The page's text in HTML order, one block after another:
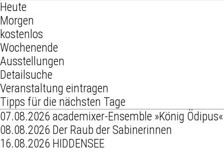
Heute
Morgen
kostenlos
Wochenende
Ausstellungen
Detailsuche
Veranstaltung eintragen
Tipps für die nächsten Tage
07.08.2026 academixer-Ensemble »König Ödipus«
08.08.2026 Der Raub der Sabinerinnen
16.08.2026 HIDDENSEE